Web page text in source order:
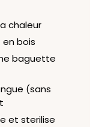
chaleur
bois
baguette
(sans
et sterilise